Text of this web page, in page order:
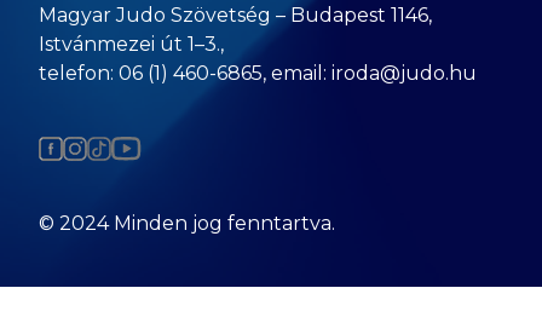
Magyar Judo Szövetség – Budapest 1146,
Istvánmezei út 1–3.,
telefon: 06 (1) 460-6865, email: iroda@judo.hu
© 2024 Minden jog fenntartva.